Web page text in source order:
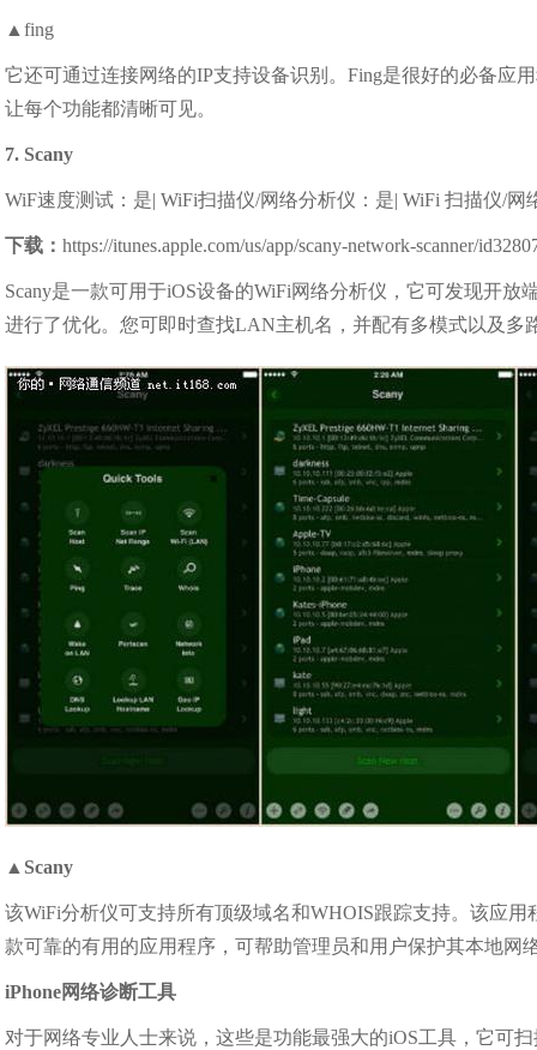
▲fing
它还可通过连接网络的IP支持设备识别。Fing是很好的必备应
让每个功能都清晰可见。
7. Scany
WiF速度测试：是| WiFi扫描仪/网络分析仪：是| WiFi 扫描仪/
下载：https://itunes.apple.com/us/app/scany-network-scanner/
Scany是一款可用于iOS设备的WiFi网络分析仪，它可发现开
进行了优化。您可即时查找LAN主机名，并配有多模式以及多
▲ Scany
该WiFi分析仪可支持所有顶级域名和WHOIS跟踪支持。该应
款可靠的有用的应用程序，可帮助管理员和用户保护其本地网
iPhone网络诊断工具
对于网络专业人士来说，这些是功能最强大的iOS工具，它可